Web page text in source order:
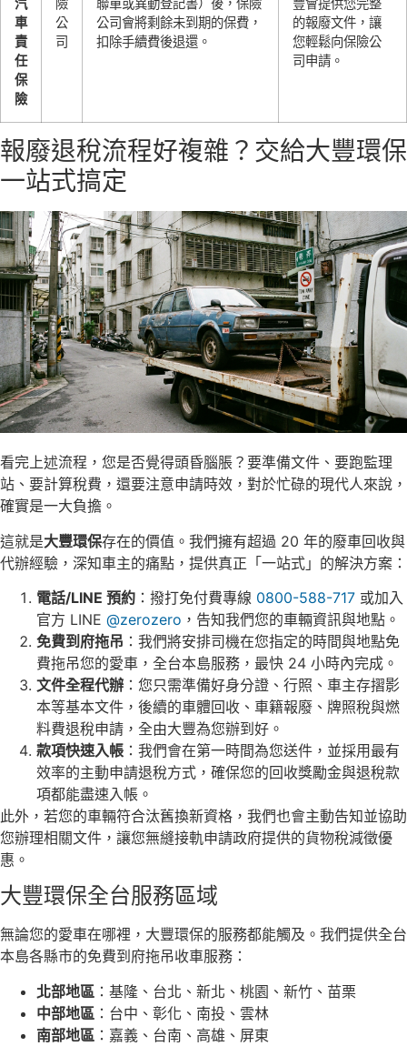
車
責
任
保
險
公
司
公司會將剩餘未到期的保費，
扣除手續費後退還。
的報廢文件，讓
您輕鬆向保險公
司申請。
報廢退稅流程好複雜？交給大豐環保
一站式搞定
看完上述流程，您是否覺得頭昏腦脹？要準備文件、要跑監理
站、要計算稅費，還要注意申請時效，對於忙碌的現代人來說，
確實是一大負擔。
這就是大豐環保存在的價值。我們擁有超過 20 年的廢車回收與
代辦經驗，深知車主的痛點，提供真正「一站式」的解決方案：
電話/LINE 預約 ：撥打免付費專線 0800-588-717 或加入
官方 LINE @zerozero ，告知我們您的車輛資訊與地點。
免費到府拖吊 ：我們將安排司機在您指定的時間與地點免
費拖吊您的愛車，全台本島服務，最快 24 小時內完成。
文件全程代辦 ：您只需準備好身分證、行照、車主存摺影
本等基本文件，後續的車體回收、車籍報廢、牌照稅與燃
料費退稅申請，全由大豐為您辦到好。
款項快速入帳 ：我們會在第一時間為您送件，並採用最有
效率的主動申請退稅方式，確保您的回收獎勵金與退稅款
項都能盡速入帳。
此外，若您的車輛符合汰舊換新資格，我們也會主動告知並協助
您辦理相關文件，讓您無縫接軌申請政府提供的貨物稅減徵優
惠。
大豐環保全台服務區域
無論您的愛車在哪裡，大豐環保的服務都能觸及。我們提供全台
本島各縣市的免費到府拖吊收車服務：
北部地區 ：基隆、台北、新北、桃園、新竹、苗栗
中部地區 ：台中、彰化、南投、雲林
南部地區 ：嘉義、台南、高雄、屏東